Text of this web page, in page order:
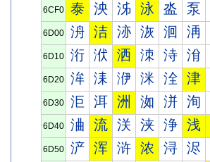
6CF0 泰 泱 泲 泳 泴 泵
6D00 洀 洁 洂 洃 洄 洅
6D10 洐 洑 洒 洓 洔 洕
6D20 洠 洡 洢 洣 洤 津
6D30 洰 洱 洲 洳 洴 洵
6D40 浀 流 浂 浃 浄 浅
6D50 浐 浑 浒 浓 浔 浕